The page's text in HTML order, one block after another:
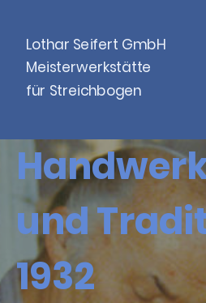
Lothar Seifert GmbH
Meisterwerkstätte
für Streichbogen
und
1932